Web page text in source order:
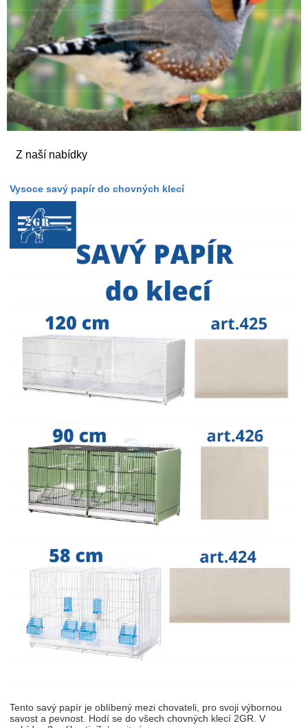
Z naší nabídky
Vysoce savý papír do chovných klecí
Tento savý papír je oblíbený mezi chovateli, pro svoji výbornou
savost a pevnost. Hodí se do všech chovných klecí 2GR. V